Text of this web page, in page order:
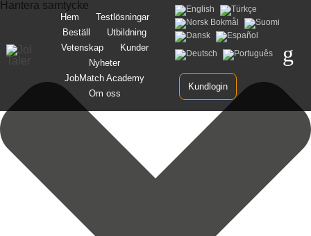
Hantera samtycke
Gå
till
innehåll
Hem
Testlösningar
Beställ
Utbildning
Vetenskap
Kunder
Nyheter
JobMatch Academy
Om oss
Kundlogin